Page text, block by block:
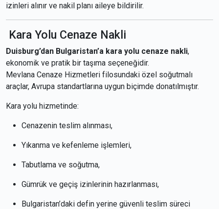
izinleri alınır ve nakil planı aileye bildirilir.
Kara Yolu Cenaze Nakli
Duisburg’dan Bulgaristan’a kara yolu cenaze nakli,
ekonomik ve pratik bir taşıma seçeneğidir.
Mevlana Cenaze Hizmetleri filosundaki özel soğutmalı
araçlar, Avrupa standartlarına uygun biçimde donatılmıştır.
Kara yolu hizmetinde:
Cenazenin teslim alınması,
Yıkanma ve kefenleme işlemleri,
Tabutlama ve soğutma,
Gümrük ve geçiş izinlerinin hazırlanması,
Bulgaristan’daki defin yerine güvenli teslim süreci